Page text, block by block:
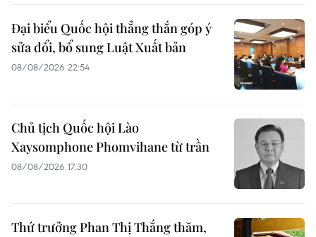
Đại biểu Quốc hội thẳng thắn góp ý
sửa đổi, bổ sung Luật Xuất bản
08/08/2026 22:54
Chủ tịch Quốc hội Lào
Xaysomphone Phomvihane từ trần
08/08/2026 17:30
Thứ trưởng Phan Thị Thắng thăm,